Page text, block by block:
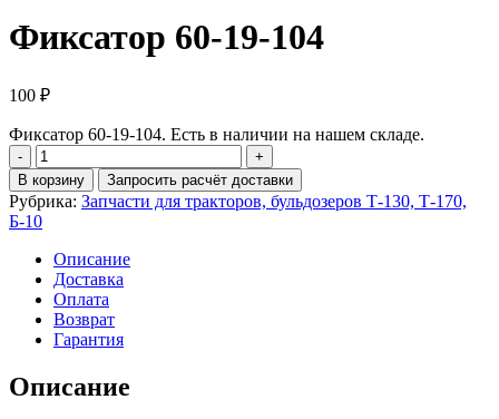
Фиксатор 60-19-104
100 ₽
Фиксатор 60-19-104. Есть в наличии на нашем складе.
Количество
Фиксатор
60-
19-
104
В корзину Запросить расчёт доставки
Рубрика: Запчасти для тракторов, бульдозеров Т-130, Т-170,
Б-10
Описание
Доставка
Оплата
Возврат
Гарантия
Описание